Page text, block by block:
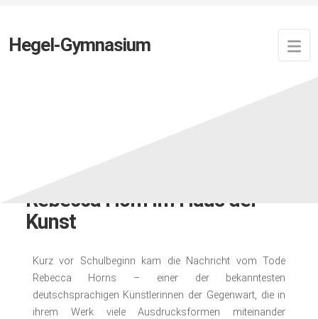
Hegel-Gymnasium
Rebecca Horn im Haus der
Kunst
Kurz vor Schulbeginn kam die Nachricht vom Tode
Rebecca Horns – einer der bekanntesten
deutschsprachigen Künstlerinnen der Gegenwart, die in
ihrem Werk viele Ausdrucksformen miteinander